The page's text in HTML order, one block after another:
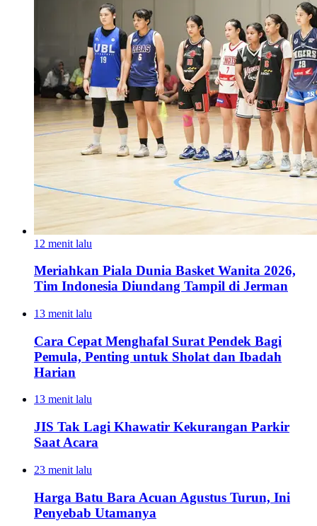
12 menit lalu
Meriahkan Piala Dunia Basket Wanita 2026,
Tim Indonesia Diundang Tampil di Jerman
13 menit lalu
Cara Cepat Menghafal Surat Pendek Bagi
Pemula, Penting untuk Sholat dan Ibadah
Harian
13 menit lalu
JIS Tak Lagi Khawatir Kekurangan Parkir
Saat Acara
23 menit lalu
Harga Batu Bara Acuan Agustus Turun, Ini
Penyebab Utamanya